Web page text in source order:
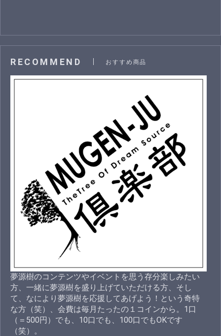
RECOMMEND おすすめ商品
夢源樹のコンテンツやイベントを思う存分楽しみたい
方、一緒に夢源樹を盛り上げていただける方、そし
て、なにより夢源樹を応援してあげよう！という奇特
な方（笑）、会費は毎月たったの１コインから。1口
（＝500円）でも、10口でも、100口でもOKです
（笑）。